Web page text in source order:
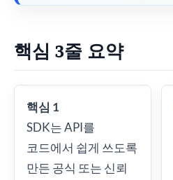
핵심 3줄 요약
핵심 1
SDK는 API를
코드에서 쉽게 쓰도록
만든 공식 또는 신뢰